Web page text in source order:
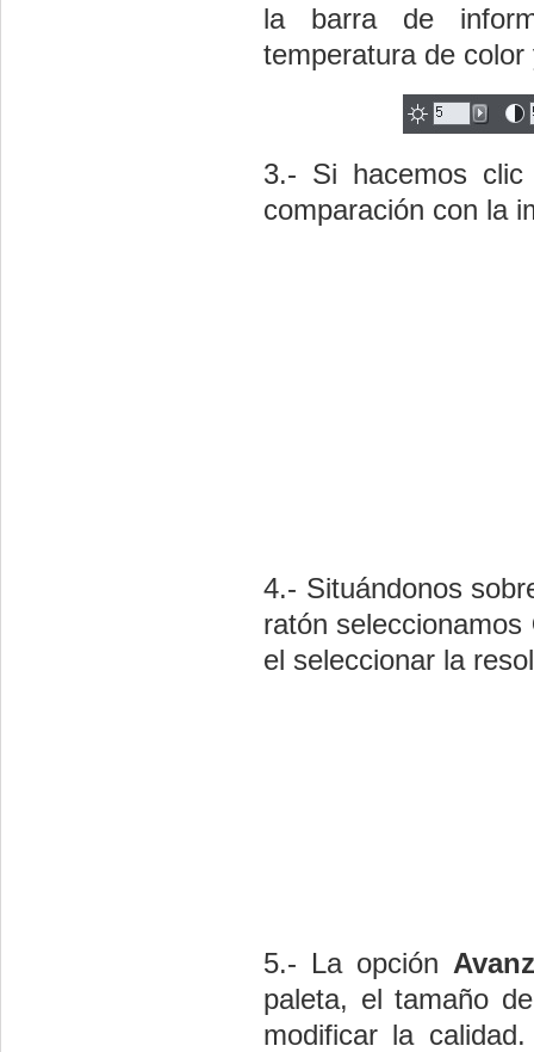
la barra de
temperatura de
3.- Si hacemos
comparación con la
4.- Situándonos
ratón seleccionamos
el seleccionar la
5.- La opción
paleta, el tamaño
modificar la